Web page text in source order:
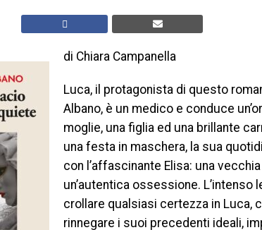
di Chiara Campanella
Luca, il protagonista di questo
Albano, è un medico e conduce
moglie, una figlia ed una brillante
una festa in maschera, la sua
con l’affascinante Elisa: una
un’autentica ossessione.
crollare qualsiasi certezza in Luca,
rinnegare i suoi precedenti ideali,